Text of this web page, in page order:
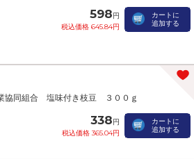
598円
税込価格 645.84円
カートに
追加する
協同組合 塩味付き枝豆 ３００ｇ
338円
税込価格 365.04円
カートに
追加する